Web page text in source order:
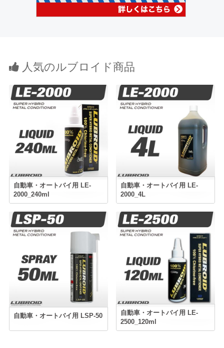
人気のルブロイド商品
自動車・オートバイ用 LE-
2000_240ml
自動車・オートバイ用 LE-
2000_4L
自動車・オートバイ用 LSP-50
自動車・オートバイ用 LE-
2500_120ml